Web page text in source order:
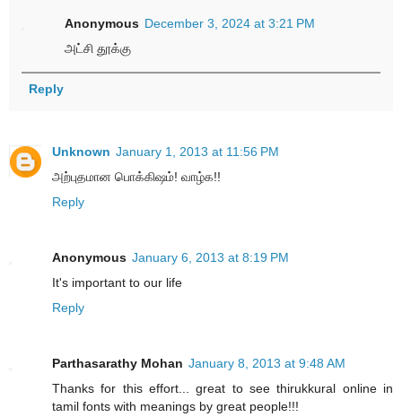
Anonymous December 3, 2024 at 3:21 PM
அட்சி தூக்கு
Reply
Unknown January 1, 2013 at 11:56 PM
அற்புதமான பொக்கிஷம்! வாழ்க!!
Reply
Anonymous January 6, 2013 at 8:19 PM
It's important to our life
Reply
Parthasarathy Mohan January 8, 2013 at 9:48 AM
Thanks for this effort... great to see thirukkural online in
tamil fonts with meanings by great people!!!